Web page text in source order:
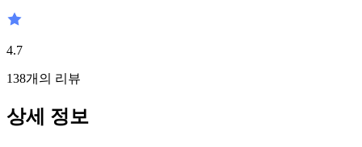
4.7
138개의 리뷰
상세 정보